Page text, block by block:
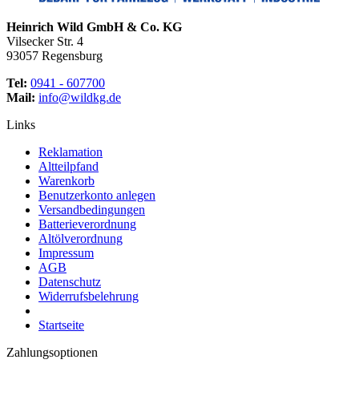
Heinrich Wild GmbH & Co. KG
Vilsecker Str. 4
93057 Regensburg
Tel: 0941 - 607700
Mail: info@wildkg.de
Links
Reklamation
Altteilpfand
Warenkorb
Benutzerkonto anlegen
Versandbedingungen
Batterieverordnung
Altölverordnung
Impressum
AGB
Datenschutz
Widerrufsbelehrung
Startseite
Zahlungsoptionen